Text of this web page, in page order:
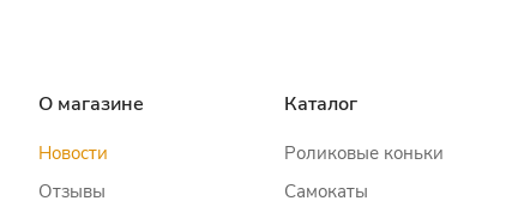
О магазине
Новости
Отзывы
Каталог
Роликовые коньки
Самокаты